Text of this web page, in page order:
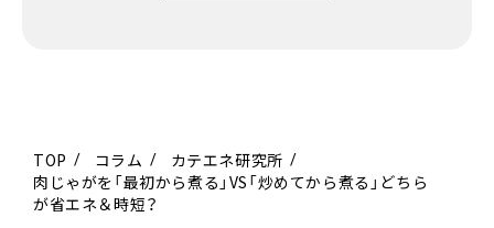
TOP コラム
カテエネ研究所
肉じゃがを「最初から煮る」VS「炒めてから煮る」どちら
が省エネ＆時短？